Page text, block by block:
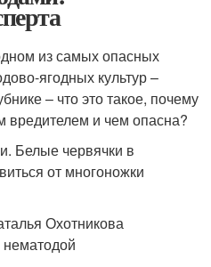
из самых опасных
ягодных культур –
– что это такое, почему
вредителем и чем опасна?
Охотникова
нематодой